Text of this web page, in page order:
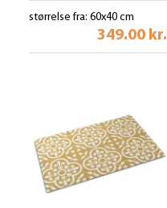
størrelse fra: 60x40 cm
349.00 kr.